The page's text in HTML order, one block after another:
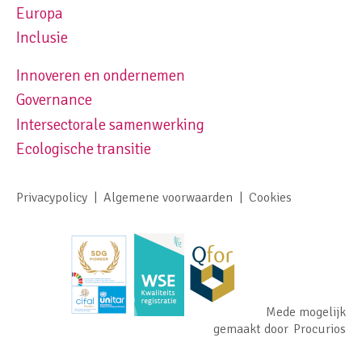
Europa
Inclusie
Footer navigation right
Innoveren en ondernemen
Governance
Intersectorale samenwerking
Ecologische transitie
Footer meta navigation
Privacypolicy Algemene voorwaarden Cookies
Mede mogelijk
gemaakt door Procurios